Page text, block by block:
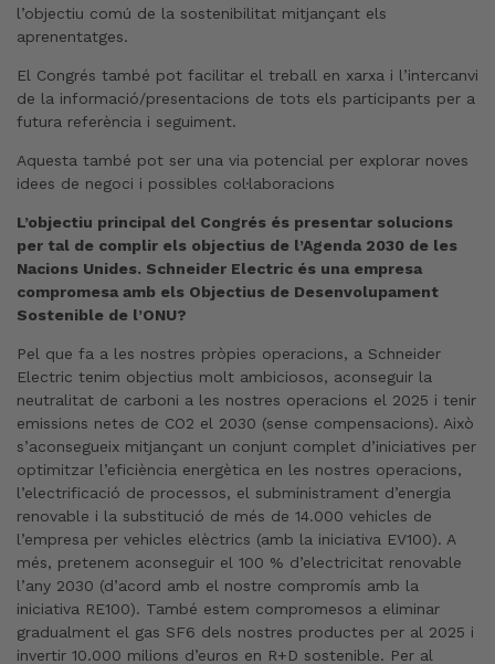
l’objectiu comú de la sostenibilitat mitjançant els
aprenentatges.
El Congrés també pot facilitar el treball en xarxa i l’intercanvi
de la informació/presentacions de tots els participants per a
futura referència i seguiment.
Aquesta també pot ser una via potencial per explorar noves
idees de negoci i possibles col·laboracions
L’objectiu principal del Congrés és presentar solucions
per tal de complir els objectius de l’Agenda 2030 de les
Nacions Unides. Schneider Electric és una empresa
compromesa amb els Objectius de Desenvolupament
Sostenible de l’ONU?
Pel que fa a les nostres pròpies operacions, a Schneider
Electric tenim objectius molt ambiciosos, aconseguir la
neutralitat de carboni a les nostres operacions el 2025 i tenir
emissions netes de CO2 el 2030 (sense compensacions). Això
s’aconsegueix mitjançant un conjunt complet d’iniciatives per
optimitzar l’eficiència energètica en les nostres operacions,
l’electrificació de processos, el subministrament d’energia
renovable i la substitució de més de 14.000 vehicles de
l’empresa per vehicles elèctrics (amb la iniciativa EV100). A
més, pretenem aconseguir el 100 % d’electricitat renovable
l’any 2030 (d’acord amb el nostre compromís amb la
iniciativa RE100). També estem compromesos a eliminar
gradualment el gas SF6 dels nostres productes per al 2025 i
invertir 10.000 milions d’euros en R+D sostenible. Per al